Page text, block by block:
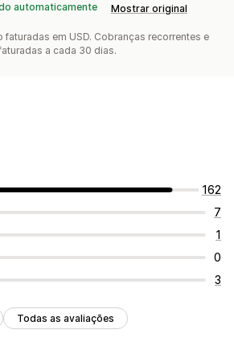
automaticamente Mostrar original
em USD. Cobranças recorrentes e
a cada 30 dias.
162
7
1
0
3
Todas as avaliações